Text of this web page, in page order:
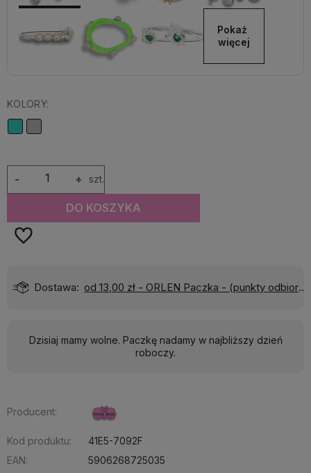
Pokaż
więcej
KOLORY:
+
- szt.
DO KOSZYKA
Dostawa: od 13,00 zł - ORLEN Paczka - (punkty odbioru)
Dzisiaj mamy wolne. Paczkę nadamy w najbliższy dzień
roboczy.
Producent:
Kod produktu:
41E5-7092F
EAN:
5906268725035